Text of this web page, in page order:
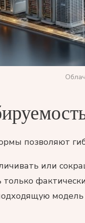
позволяют
или
только